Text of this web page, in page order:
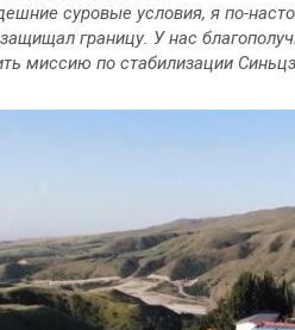
суровые условия, я по-
границу. У нас
миссию по стабилизации